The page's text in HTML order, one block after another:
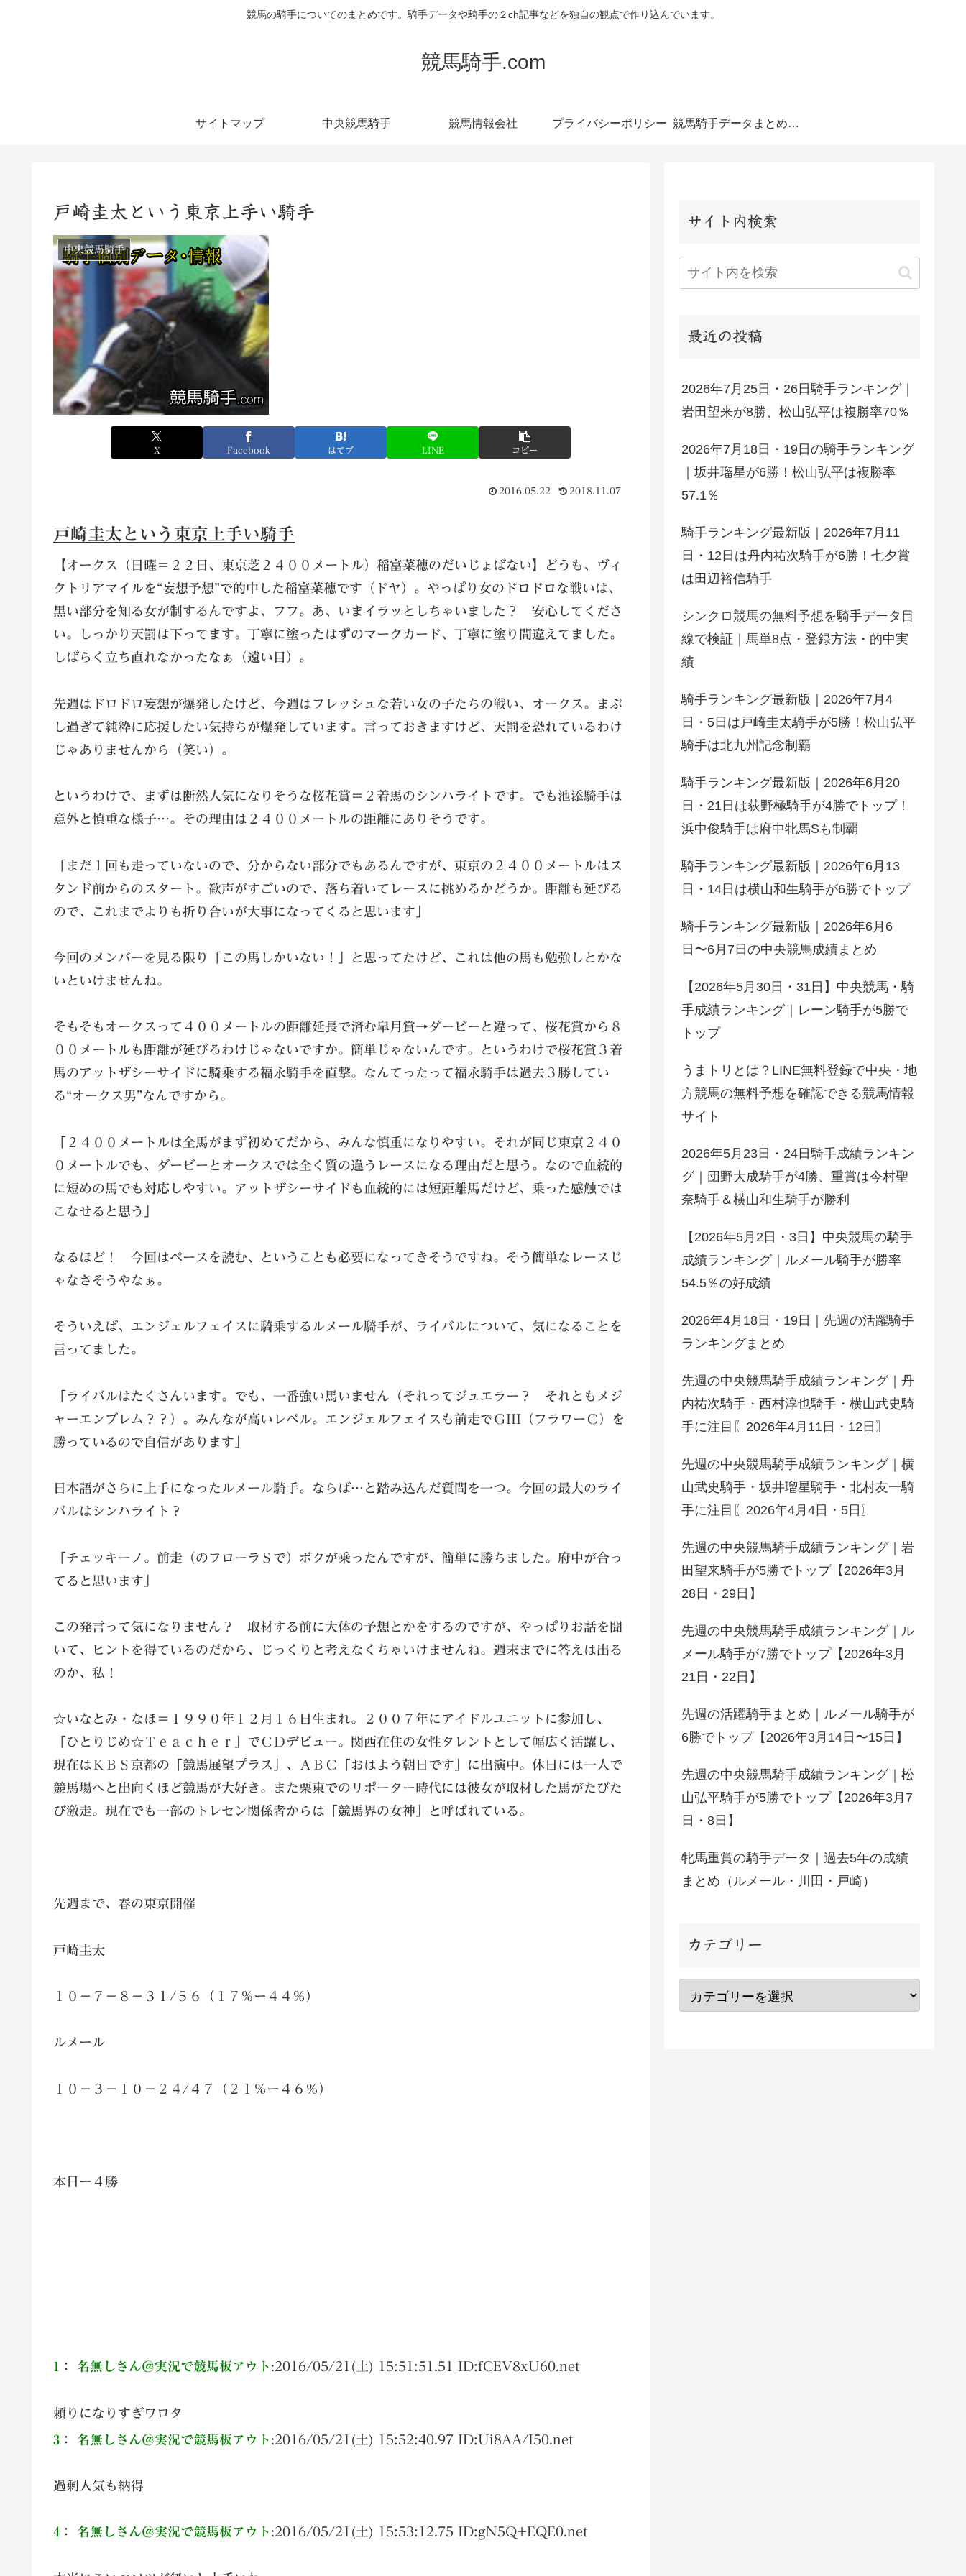
競馬の騎手についてのまとめです。騎手データや騎手の２ch記事などを独自の観点で作り込んでいます。
競馬騎手.com
サイトマップ 中央競馬騎手 競馬情報会社 プライバシーポリシー 競馬騎手データまとめ｜騎手成績ランキング
戸崎圭太という東京上手い騎手
中央競馬騎手
X Facebook はてブ LINE コピー
2016.05.22 2018.11.07
戸崎圭太という東京上手い騎手
【オークス（日曜＝２２日、東京芝２４００メートル）稲富菜穂のだいじょばない】どうも、ヴィ
クトリアマイルを“妄想予想”で的中した稲富菜穂です（ドヤ）。やっぱり女のドロドロな戦いは、
黒い部分を知る女が制するんですよ、フフ。あ、いまイラッとしちゃいました？ 安心してくださ
い。しっかり天罰は下ってます。丁寧に塗ったはずのマークカード、丁寧に塗り間違えてました。
しばらく立ち直れなかったなぁ（遠い目）。
先週はドロドロ妄想が爆発したけど、今週はフレッシュな若い女の子たちの戦い、オークス。まぶ
し過ぎて純粋に応援したい気持ちが爆発しています。言っておきますけど、天罰を恐れているわけ
じゃありませんから（笑い）。
というわけで、まずは断然人気になりそうな桜花賞＝２着馬のシンハライトです。でも池添騎手は
意外と慎重な様子…。その理由は２４００メートルの距離にありそうです。
「まだ１回も走っていないので、分からない部分でもあるんですが、東京の２４００メートルはス
タンド前からのスタート。歓声がすごいので、落ち着いてレースに挑めるかどうか。距離も延びる
ので、これまでよりも折り合いが大事になってくると思います」
今回のメンバーを見る限り「この馬しかいない！」と思ってたけど、これは他の馬も勉強しとかな
いといけませんね。
そもそもオークスって４００メートルの距離延長で済む皐月賞→ダービーと違って、桜花賞から８
００メートルも距離が延びるわけじゃないですか。簡単じゃないんです。というわけで桜花賞３着
馬のアットザシーサイドに騎乗する福永騎手を直撃。なんてったって福永騎手は過去３勝してい
る“オークス男”なんですから。
「２４００メートルは全馬がまず初めてだから、みんな慎重になりやすい。それが同じ東京２４０
０メートルでも、ダービーとオークスでは全く質の違うレースになる理由だと思う。なので血統的
に短めの馬でも対応しやすい。アットザシーサイドも血統的には短距離馬だけど、乗った感触では
こなせると思う」
なるほど！ 今回はペースを読む、ということも必要になってきそうですね。そう簡単なレースじ
ゃなさそうやなぁ。
そういえば、エンジェルフェイスに騎乗するルメール騎手が、ライバルについて、気になることを
言ってました。
「ライバルはたくさんいます。でも、一番強い馬いません（それってジュエラー？ それともメジ
ャーエンブレム？？）。みんなが高いレベル。エンジェルフェイスも前走でＧIII（フラワーＣ）を
勝っているので自信があります」
日本語がさらに上手になったルメール騎手。ならば…と踏み込んだ質問を一つ。今回の最大のライ
バルはシンハライト？
「チェッキーノ。前走（のフローラＳで）ボクが乗ったんですが、簡単に勝ちました。府中が合っ
てると思います」
この発言って気になりません？ 取材する前に大体の予想とかをするのですが、やっぱりお話を聞
いて、ヒントを得ているのだから、じっくりと考えなくちゃいけませんね。週末までに答えは出る
のか、私！
☆いなとみ・なほ＝１９９０年１２月１６日生まれ。２００７年にアイドルユニットに参加し、
「ひとりじめ☆Ｔｅａｃｈｅｒ」でＣＤデビュー。関西在住の女性タレントとして幅広く活躍し、
現在はＫＢＳ京都の「競馬展望プラス」、ＡＢＣ「おはよう朝日です」に出演中。休日には一人で
競馬場へと出向くほど競馬が大好き。また栗東でのリポーター時代には彼女が取材した馬がたびた
び激走。現在でも一部のトレセン関係者からは「競馬界の女神」と呼ばれている。
先週まで、春の東京開催
戸崎圭太
１０－７－８－３１/５６（１７％ー４４％）
ルメール
１０－３－１０－２４/４７（２１％ー４６％）
本日ー４勝
1 ： 名無しさん＠実況で競馬板アウト :2016/05/21(土) 15:51:51.51 ID:fCEV8xU60.net
頼りになりすぎワロタ
3 ： 名無しさん＠実況で競馬板アウト :2016/05/21(土) 15:52:40.97 ID:Ui8AA/I50.net
過剰人気も納得
4 ： 名無しさん＠実況で競馬板アウト :2016/05/21(土) 15:53:12.75 ID:gN5Q+EQE0.net
サイト内検索
最近の投稿
2026年7月25日・26日騎手ランキング｜
岩田望来が8勝、松山弘平は複勝率70％
2026年7月18日・19日の騎手ランキング
｜坂井瑠星が6勝！松山弘平は複勝率
57.1％
騎手ランキング最新版｜2026年7月11
日・12日は丹内祐次騎手が6勝！七夕賞
は田辺裕信騎手
シンクロ競馬の無料予想を騎手データ目
線で検証｜馬単8点・登録方法・的中実
績
騎手ランキング最新版｜2026年7月4
日・5日は戸崎圭太騎手が5勝！松山弘平
騎手は北九州記念制覇
騎手ランキング最新版｜2026年6月20
日・21日は荻野極騎手が4勝でトップ！
浜中俊騎手は府中牝馬Sも制覇
騎手ランキング最新版｜2026年6月13
日・14日は横山和生騎手が6勝でトップ
騎手ランキング最新版｜2026年6月6
日〜6月7日の中央競馬成績まとめ
【2026年5月30日・31日】中央競馬・騎
手成績ランキング｜レーン騎手が5勝で
トップ
うまトリとは？LINE無料登録で中央・地
方競馬の無料予想を確認できる競馬情報
サイト
2026年5月23日・24日騎手成績ランキン
グ｜団野大成騎手が4勝、重賞は今村聖
奈騎手＆横山和生騎手が勝利
【2026年5月2日・3日】中央競馬の騎手
成績ランキング｜ルメール騎手が勝率
54.5％の好成績
2026年4月18日・19日｜先週の活躍騎手
ランキングまとめ
先週の中央競馬騎手成績ランキング｜丹
内祐次騎手・西村淳也騎手・横山武史騎
手に注目〖2026年4月11日・12日〗
先週の中央競馬騎手成績ランキング｜横
山武史騎手・坂井瑠星騎手・北村友一騎
手に注目〖2026年4月4日・5日〗
先週の中央競馬騎手成績ランキング｜岩
田望来騎手が5勝でトップ【2026年3月
28日・29日】
先週の中央競馬騎手成績ランキング｜ル
メール騎手が7勝でトップ【2026年3月
21日・22日】
先週の活躍騎手まとめ｜ルメール騎手が
6勝でトップ【2026年3月14日〜15日】
先週の中央競馬騎手成績ランキング｜松
山弘平騎手が5勝でトップ【2026年3月7
日・8日】
牝馬重賞の騎手データ｜過去5年の成績
まとめ（ルメール・川田・戸崎）
カテゴリー